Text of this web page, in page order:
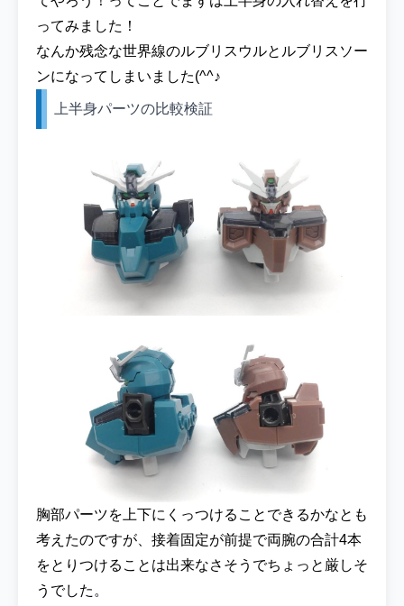
ってみました！
なんか残念な世界線のルブリスウルとルブリスソー
ンになってしまいました(^^♪
上半身パーツの比較検証
胸部パーツを上下にくっつけることできるかなとも
考えたのですが、接着固定が前提で両腕の合計4本
をとりつけることは出来なさそうでちょっと厳しそ
うでした。